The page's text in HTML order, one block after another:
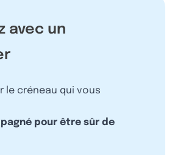
avec un
le créneau qui vous
pour être sûr de